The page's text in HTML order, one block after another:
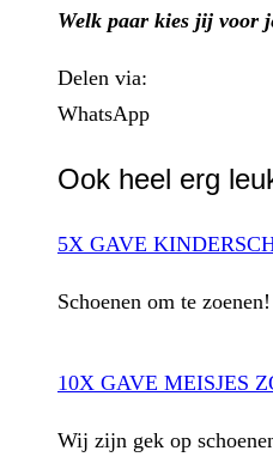
Welk paar kies jij voor
Delen via:
WhatsApp
Ook heel erg
5X GAVE
Schoenen om te
10X GAVE MEISJES
Wij zijn gek op